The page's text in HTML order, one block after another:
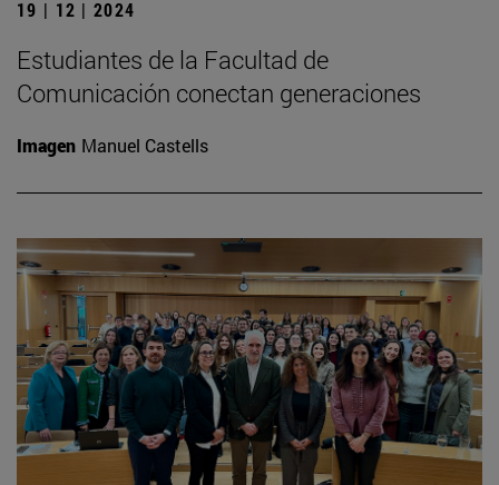
19 | 12 | 2024
Estudiantes de la Facultad de
Comunicación conectan generaciones
Imagen Manuel Castells